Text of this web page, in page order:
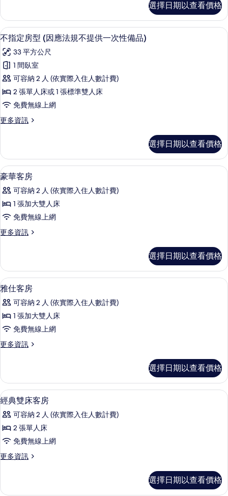
所
有
相
片
的
詳
情
法
規
不
提
供
一
次
性
備
所
有
相
片
雙
人
房
(因
應
法
規
不
提
供
一
次
的
詳
情
選擇日期以查看價格
顯
示
不
指
定
房
(因
法
規
不
提
供
一
次
品)
的
所
有
相
客房內保險箱、書桌、筆電工作空間、
6
不指定房型 (因應法規不提供一次性備品)
33 平方公尺
1 間臥室
可容納 2 人 (依實際入住人數計費)
2 張單人床或 1 張標準雙人床
免費無線上網
更多資訊
更
定
房
型
應
法
不
提
供
性
品)
的
詳
情
選擇日期以查看價格
顯
示
豪
華
房
所
有
相
片
客房內保險箱、書桌、筆電工作空間、
5
豪華客房
可容納 2 人 (依實際入住人數計費)
1 張加大雙人床
免費無線上網
更多資訊
更
客
房
的
詳
情
選擇日期以查看價格
顯
示
雅
仕
房
所
有
相
片
客房內保險箱、書桌、筆電工作空間、
4
雅仕客房
可容納 2 人 (依實際入住人數計費)
1 張加大雙人床
免費無線上網
更多資訊
更
客
房
的
情
選擇日期以查看價格
顯
示
經
典
床
房
客房內保險箱、書桌、筆電工作空間、
4
經典雙床客房
可容納 2 人 (依實際入住人數計費)
2 張單人床
免費無線上網
更多資訊
更
雙
選擇日期以查看價格